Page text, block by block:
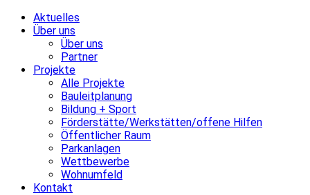
Aktuelles
Über uns
Über uns
Partner
Projekte
Alle Projekte
Bauleitplanung
Bildung + Sport
Förderstätte/Werkstätten/offene Hilfen
Öffentlicher Raum
Parkanlagen
Wettbewerbe
Wohnumfeld
Kontakt